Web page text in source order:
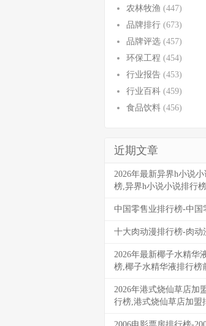
农林牧渔 (447)
品牌排行 (673)
品牌评选 (457)
环保工程 (454)
行业报告 (453)
行业百科 (459)
食品饮料 (456)
近期文章
2026年最新异界h小说
榜,异界h小说小说排行
中国零售业排行榜-中
十大肉动漫排行榜-肉动
2026年最新椰子水精华
榜,椰子水精华液排行榜
2026年港式烧仙草店加
行榜,港式烧仙草店加盟